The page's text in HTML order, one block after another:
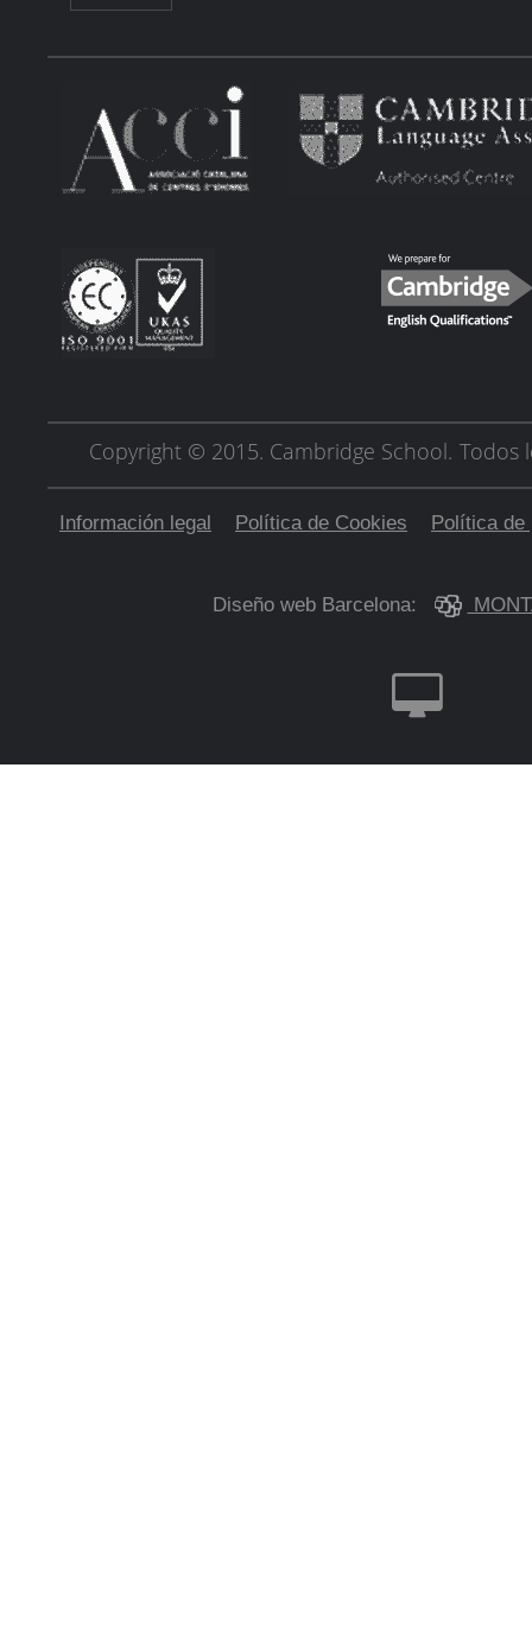
Copyright © 2015. Cambridge School. Todos
Información legal Política de Cookies Política de
Diseño web Barcelona: